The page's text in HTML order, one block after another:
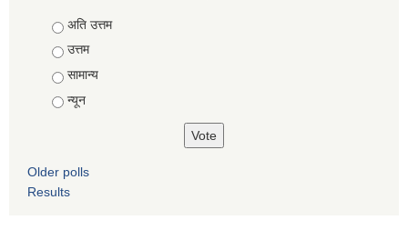
Choices
अति उत्तम
उत्तम
सामान्य
न्यून
Older polls
Results